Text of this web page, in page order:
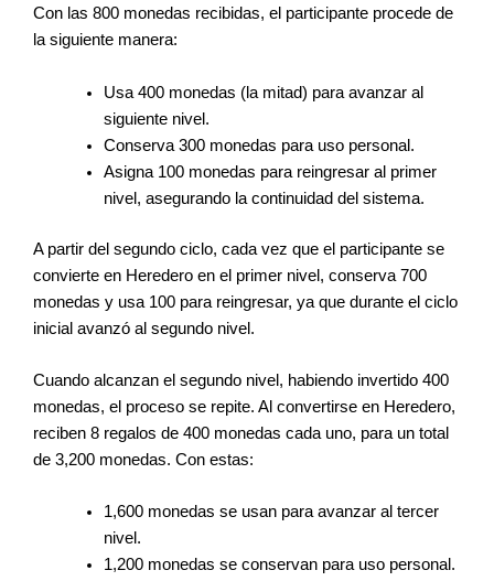
Con las 800 monedas recibidas, el participante procede de
la siguiente manera:
Usa 400 monedas (la mitad) para avanzar al
siguiente nivel.
Conserva 300 monedas para uso personal.
Asigna 100 monedas para reingresar al primer
nivel, asegurando la continuidad del sistema.
A partir del segundo ciclo, cada vez que el participante se
convierte en Heredero en el primer nivel, conserva 700
monedas y usa 100 para reingresar, ya que durante el ciclo
inicial avanzó al segundo nivel.
Cuando alcanzan el segundo nivel, habiendo invertido 400
monedas, el proceso se repite. Al convertirse en Heredero,
reciben 8 regalos de 400 monedas cada uno, para un total
de 3,200 monedas. Con estas:
1,600 monedas se usan para avanzar al tercer
nivel.
1,200 monedas se conservan para uso personal.